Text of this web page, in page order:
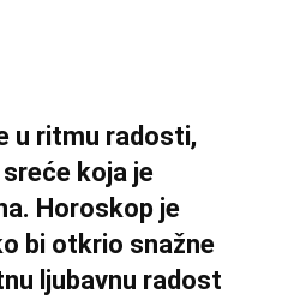
u ritmu radosti,
koja je
Horoskop je
bi otkrio snažne
ljubavnu radost